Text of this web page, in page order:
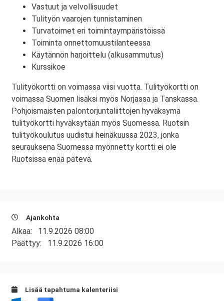
Vastuut ja velvollisuudet
Tulityön vaarojen tunnistaminen
Turvatoimet eri toimintaympäristöissä
Toiminta onnettomuustilanteessa
Käytännön harjoittelu (alkusammutus)
Kurssikoe
Tulityökortti on voimassa viisi vuotta. Tulityökortti on
voimassa Suomen lisäksi myös Norjassa ja Tanskassa.
Pohjoismaisten palontorjuntaliittojen hyväksymä
tulityökortti hyväksytään myös Suomessa. Ruotsin
tulityökoulutus uudistui heinäkuussa 2023, jonka
seurauksena Suomessa myönnetty kortti ei ole
Ruotsissa enää pätevä.
Ajankohta
Alkaa: 11.9.2026 08:00
Päättyy: 11.9.2026 16:00
Lisää tapahtuma kalenteriisi